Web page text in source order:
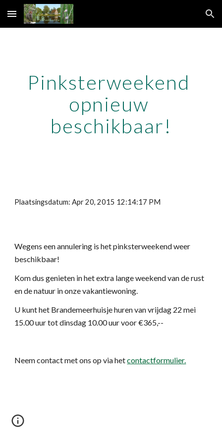
Skip to main content Skip to navigation
Pinksterweekend
opnieuw
beschikbaar!
Plaatsingsdatum: Apr 20, 2015 12:14:17 PM
Wegens een annulering is het pinksterweekend weer
beschikbaar!
Kom dus genieten in het extra lange weekend van de rust
en de natuur in onze vakantiewoning.
U kunt het Brandemeerhuisje huren van vrijdag 22 mei
15.00 uur tot dinsdag 10.00 uur voor €365,--
Neem contact met ons op via hetcontactformulier.